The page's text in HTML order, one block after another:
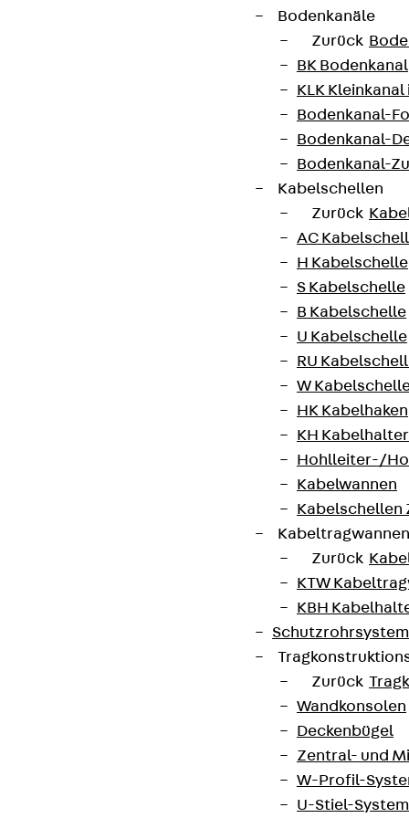
Bodenkanäle
Zurück
BK Bodenkanal
KLK
Bodenkanal-
Bodenkanal-
Bodenkanal-
Kabelschellen
Zurück
AC
H Kabelschelle
S Kabelschelle
B Kabelschelle
U Kabelschelle
RU
W
HK Kabelhaken
KH Kabelhalter
Hohlleiter-/
Kabelwannen
Kabelschellen
Zurück
KTW
KBH
Zurück
Wandkonsolen
Deckenbügel
Zentral- und
W-Profil-
U-Stiel-System
Produktneuheiten, Referenzen und aktuellen
Partner von Anfang bis Zukunft.